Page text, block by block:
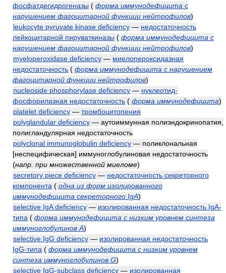
фосфатдегидрогеназы ( форма иммунодефицита с
нарушением фагоцитарной функции нейтрофилов)
leukocyte pyruvate kinase deficiency — недостаточность
лейкоцитарной пируваткиназы ( форма иммунодефицита с
нарушением фагоцитарной функции нейтрофилов)
myeloperoxidase deficiency — миелопероксидазная
недостаточность ( форма иммунодефицита с нарушением
фагоцитарной функции нейтрофилов)
nucleoside phosphorylase deficiency — нуклеотид-
фосфорилазная недостаточность ( форма иммунодефицита)
platelet deficiency — тромбоцитопения
polyglandular deficiency — аутоиммунная полиэндокринопатия,
полигландулярная недостаточность
polyclonal immunoglobulin deficiency — поликлональная
[неспецифическая] иммуноглобулиновая недостаточность
(напр. при множественной миеломе)
secretory piece deficiency — недостаточность секреторного
компонента ( одна из форм изолированного
иммунодефицита секреторного IgA)
selective IgA deficiency — изолированная недостаточность IgA-
типа ( форма иммунодефицита с низким уровнем синтеза
иммуноглобулинов A)
selective IgG deficiency — изолированная недостаточность
IgG-типа ( форма иммунодефицита с низким уровнем
синтеза иммуноглобулинов G)
selective IgG-subclass deficiency — изолированная